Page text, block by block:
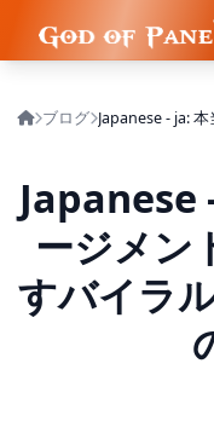
ブログ
Japanese
ージメン
すバイラ